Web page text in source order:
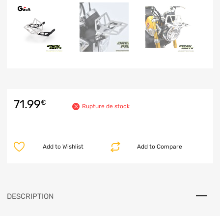
71.99€ Rupture de stock
Add to Compare
Add to Wishlist
DESCRIPTION